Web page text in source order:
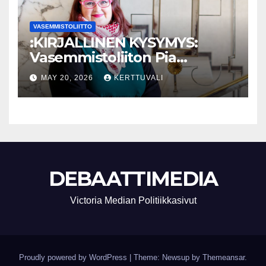
VASEMMISTOLIITTO
:KIRJALLINEN KYSYMYS:
Vasemmistoliiton Pia
Lohikoski: Missä viipyy Orpon
hallituksen drooniohjeistus
kunnille?
MAY 20, 2026 KERTTUVALI
DEBAATTIMEDIA
Victoria Median Politiikkasivut
Proudly powered by WordPress Theme: Newsup by Themeansar.